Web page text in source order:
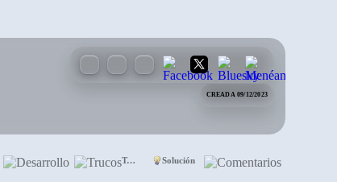
CREADA 09/12/2023
Desarrollo Trucos Solución